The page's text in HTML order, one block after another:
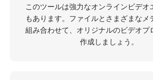
このツールは強力なオンラインビデオ
もあります。ファイルとさまざまなメ
組み合わせて、オリジナルのビデオプ
作成しましょう。